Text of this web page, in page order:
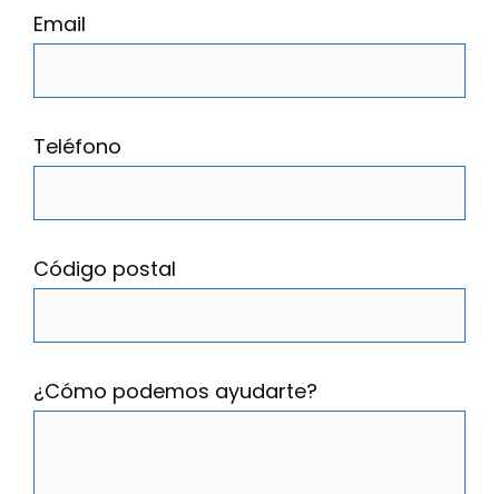
Email
Teléfono
Código postal
¿Cómo podemos ayudarte?